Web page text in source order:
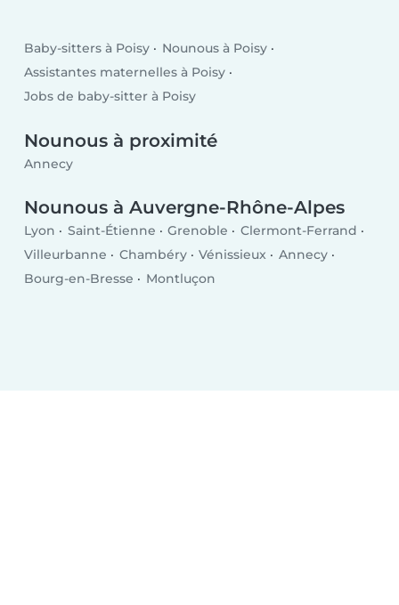
Baby-sitters à Poisy
Nounous à Poisy
Assistantes maternelles à Poisy
Jobs de baby-sitter à Poisy
Nounous à proximité
Annecy
Nounous à Auvergne-Rhône-Alpes
Lyon Saint-Étienne Grenoble
Clermont-Ferrand
Villeurbanne
Chambéry Vénissieux
Annecy
Bourg-en-Bresse
Montluçon